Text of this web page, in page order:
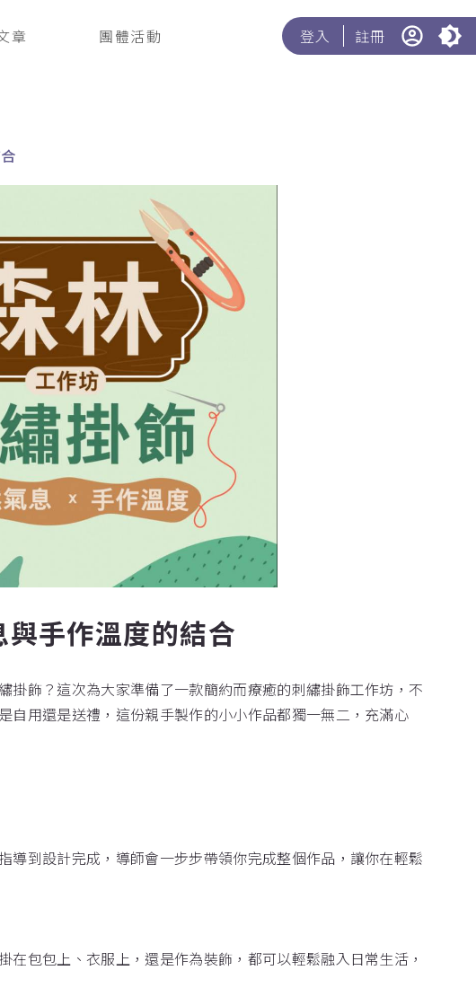
章 團體活動 登入 註冊
與手作溫度的結合
飾？這次為大家準備了一款簡約而療癒的刺繡掛飾工作坊，不
用還是送禮，這份親手製作的小小作品都獨一無二，充滿心
到設計完成，導師會一步步帶領你完成整個作品，讓你在輕鬆
包包上、衣服上，還是作為裝飾，都可以輕鬆融入日常生活，